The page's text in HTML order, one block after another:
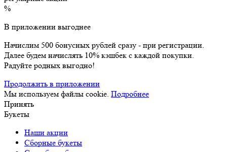
%
В приложении выгоднее
Начислим 500 бонусных рублей сразу - при регистрации.
Далее будем начислять 10% кэшбек с каждой покупки.
Радуйте родных выгодно!
Продолжить в приложении
Мы используем файлы cookie. Подробнее
Принять
Букеты
Наши акции
Сборные букеты